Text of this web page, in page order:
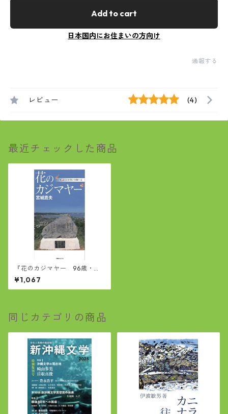
Add to cart
日本国内にお住まいの方向け
通報する
レビュー (4)
最近チェックした商品
『花のカジマヤー 96歳・泣
き笑いの独り言』
¥1,067
同じカテゴリの商品